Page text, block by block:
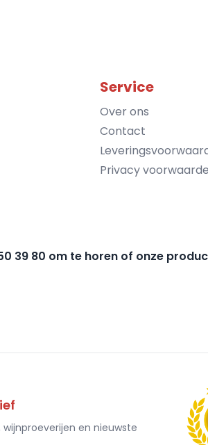
Service
Over ons
Contact
Privacy
39 80 om te horen of onze
en nieuwste